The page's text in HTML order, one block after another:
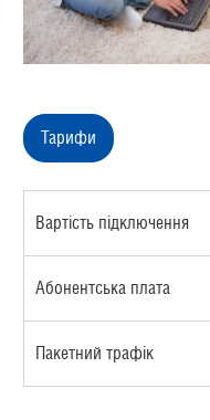
Тарифи
Вартість підключення
Абонентська плата
Пакетний трафік